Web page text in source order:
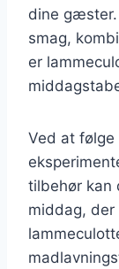
dine gæster.
smag,
er
Ved at
tilbehør kan
middag,